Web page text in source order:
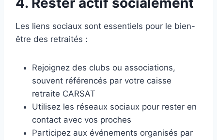
Les liens sociaux sont essentiels pour le bien-
être des retraités :
Rejoignez des clubs ou associations,
souvent référencés par votre caisse
retraite CARSAT
Utilisez les réseaux sociaux pour rester en
contact avec vos proches
Participez aux événements organisés par